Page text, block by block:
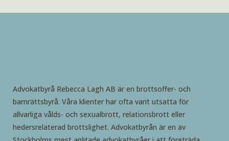
Advokatbyrå Rebecca Lagh AB är en brottsoffer- och
barnrättsbyrå. Våra klienter har ofta varit utsatta för
allvarliga vålds- och sexualbrott, relationsbrott eller
hedersrelaterad brottslighet. Advokatbyrån är en av